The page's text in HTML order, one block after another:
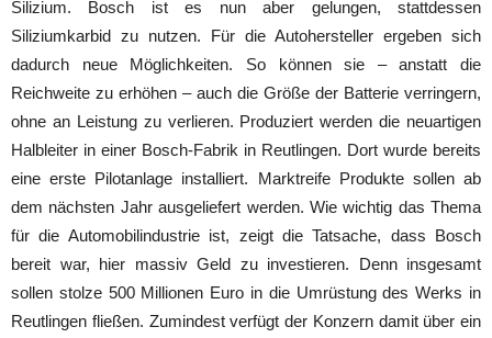
Silizium. Bosch ist es nun aber gelungen, stattdessen
Siliziumkarbid zu nutzen. Für die Autohersteller ergeben sich
dadurch neue Möglichkeiten. So können sie – anstatt die
Reichweite zu erhöhen – auch die Größe der Batterie verringern,
ohne an Leistung zu verlieren. Produziert werden die neuartigen
Halbleiter in einer Bosch-Fabrik in Reutlingen. Dort wurde bereits
eine erste Pilotanlage installiert. Marktreife Produkte sollen ab
dem nächsten Jahr ausgeliefert werden. Wie wichtig das Thema
für die Automobilindustrie ist, zeigt die Tatsache, dass Bosch
bereit war, hier massiv Geld zu investieren. Denn insgesamt
sollen stolze 500 Millionen Euro in die Umrüstung des Werks in
Reutlingen fließen. Zumindest verfügt der Konzern damit über ein